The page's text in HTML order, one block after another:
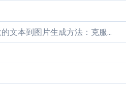
文本到图片生成方法：克服...